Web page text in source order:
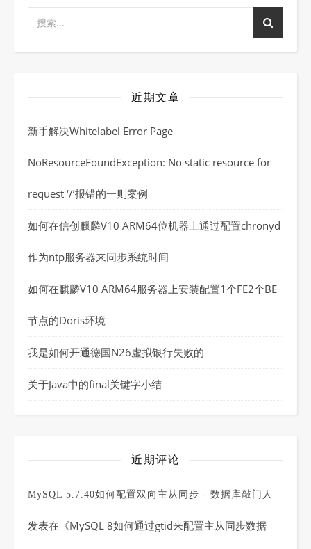
近期文章
新手解决Whitelabel Error Page
NoResourceFoundException: No static resource for
request ‘/’报错的一则案例
如何在信创麒麟V10 ARM64位机器上通过配置chronyd
作为ntp服务器来同步系统时间
如何在麒麟V10 ARM64服务器上安装配置1个FE2个BE
节点的Doris环境
我是如何开通德国N26虚拟银行失败的
关于Java中的final关键字小结
近期评论
MySQL 5.7.40如何配置双向主从同步 - 数据库敲门人
发表在《MySQL 8如何通过gtid来配置主从同步数据